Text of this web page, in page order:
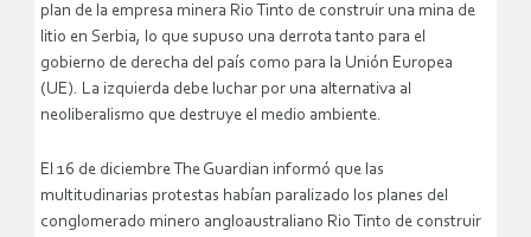
plan de la empresa minera Rio Tinto de construir una mina de
litio en Serbia, lo que supuso una derrota tanto para el
gobierno de derecha del país como para la Unión Europea
(UE). La izquierda debe luchar por una alternativa al
neoliberalismo que destruye el medio ambiente.
El 16 de diciembre The Guardian informó que las
multitudinarias protestas habían paralizado los planes del
conglomerado minero angloaustraliano Rio Tinto de construir